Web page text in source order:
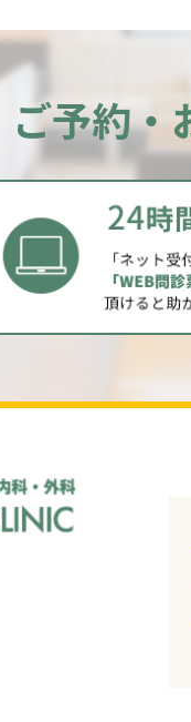
ご予約・